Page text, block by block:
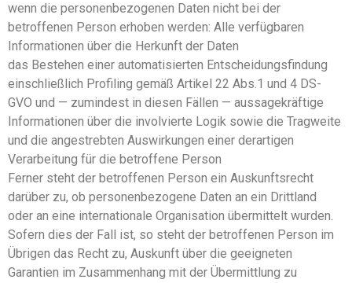
wenn die personenbezogenen Daten nicht bei der
betroffenen Person erhoben werden: Alle verfügbaren
Informationen über die Herkunft der Daten
das Bestehen einer automatisierten Entscheidungsfindung
einschließlich Profiling gemäß Artikel 22 Abs.1 und 4 DS-
GVO und — zumindest in diesen Fällen — aussagekräftige
Informationen über die involvierte Logik sowie die Tragweite
und die angestrebten Auswirkungen einer derartigen
Verarbeitung für die betroffene Person
Ferner steht der betroffenen Person ein Auskunftsrecht
darüber zu, ob personenbezogene Daten an ein Drittland
oder an eine internationale Organisation übermittelt wurden.
Sofern dies der Fall ist, so steht der betroffenen Person im
Übrigen das Recht zu, Auskunft über die geeigneten
Garantien im Zusammenhang mit der Übermittlung zu